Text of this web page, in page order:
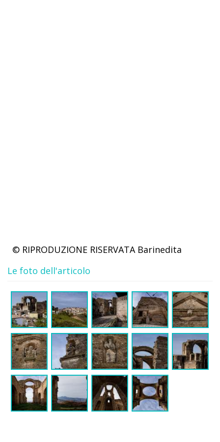
© RIPRODUZIONE RISERVATA Barinedita
Le foto dell'articolo